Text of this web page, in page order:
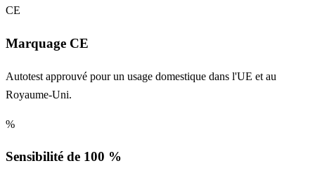
CE
Marquage CE
Autotest approuvé pour un usage domestique dans l'UE et au
Royaume-Uni.
%
Sensibilité de 100 %